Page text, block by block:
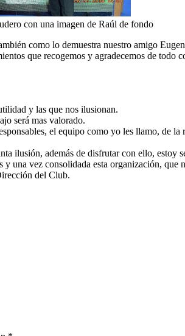
con una imagen de Raúl de fondo
como lo demuestra nuestro amigo
que recogemos y agradecemos de todo
y las que nos ilusionan.
será mas valorado.
el equipo como yo les llamo, de
ilusión, además de disfrutar con ello, estoy
una vez consolidada esta organización,
del Club.